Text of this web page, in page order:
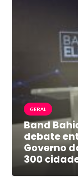
GERAL
Band
debate
Governo
300